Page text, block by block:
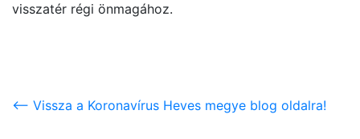
visszatér régi önmagához.
<-- Vissza a Koronavírus Heves megye blog oldalra!